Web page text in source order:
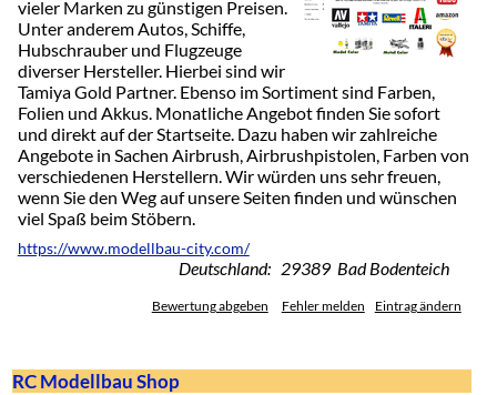
vieler Marken zu günstigen Preisen.
Unter anderem Autos, Schiffe,
Hubschrauber und Flugzeuge
diverser Hersteller. Hierbei sind wir
Tamiya Gold Partner. Ebenso im Sortiment sind Farben,
Folien und Akkus. Monatliche Angebot finden Sie sofort
und direkt auf der Startseite. Dazu haben wir zahlreiche
Angebote in Sachen Airbrush, Airbrushpistolen, Farben von
verschiedenen Herstellern. Wir würden uns sehr freuen,
wenn Sie den Weg auf unsere Seiten finden und wünschen
viel Spaß beim Stöbern.
https://www.modellbau-city.com/
Deutschland: 29389 Bad Bodenteich
Bewertung abgeben Fehler melden Eintrag ändern
RC Modellbau Shop